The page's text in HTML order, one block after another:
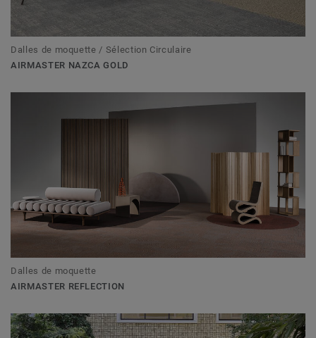
Dalles de moquette / Sélection Circulaire
AIRMASTER NAZCA GOLD
Dalles de moquette
AIRMASTER REFLECTION